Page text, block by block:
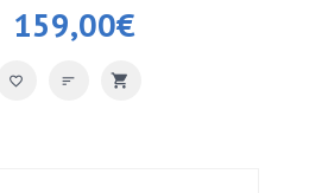
159,00€